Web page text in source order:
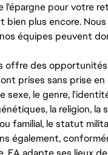
l'épargne pour votre
bien plus encore.
équipes peuvent
offre des
prises sans prise en
sexe, le genre,
la religion, la
familial, le statut
également,